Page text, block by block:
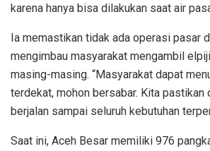
karena hanya bisa dilakukan saat air
Ia memastikan tidak ada operasi pasar
mengimbau masyarakat mengambil
masing-masing. “Masyarakat dapat
terdekat, mohon bersabar. Kita
berjalan sampai seluruh kebutuhan
Saat ini, Aceh Besar memiliki 976